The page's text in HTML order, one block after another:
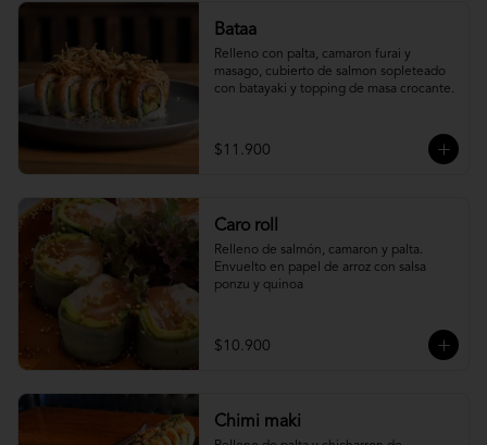
Bataa
Relleno con palta, camaron furai y
masago, cubierto de salmon sopleteado
con batayaki y topping de masa crocante.
$11.900
Caro roll
Relleno de salmón, camaron y palta.
Envuelto en papel de arroz con salsa
ponzu y quinoa
$10.900
Chimi maki